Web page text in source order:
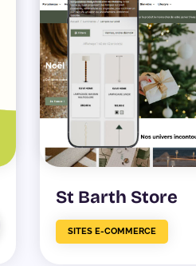
St Barth Store
SITES E-COMMERCE